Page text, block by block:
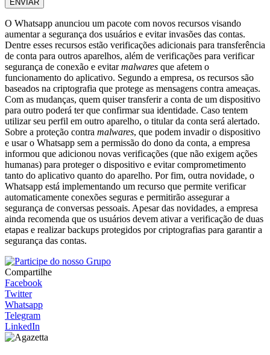
ENVIAR
O Whatsapp anunciou um pacote com novos recursos visando
aumentar a segurança dos usuários e evitar invasões das contas.
Dentre esses recursos estão verificações adicionais para transferência
de conta para outros aparelhos, além de verificações para verificar
segurança de conexão e evitarmalwares que afetem o
funcionamento do aplicativo. Segundo a empresa, os recursos são
baseados na criptografia que protege as mensagens contra ameaças.
Com as mudanças, quem quiser transferir a conta de um dispositivo
para outro poderá ter que confirmar sua identidade. Caso tentem
utilizar seu perfil em outro aparelho, o titular da conta será alertado.
Sobre a proteção contra malwares, que podem invadir o dispositivo
e usar o Whatsapp sem a permissão do dono da conta, a empresa
informou que adicionou novas verificações (que não exigem ações
humanas) para proteger o dispositivo e evitar comprometimento
tanto do aplicativo quanto do aparelho. Por fim, outra novidade, o
Whatsapp está implementando um recurso que permite verificar
automaticamente conexões seguras e permitirão assegurar a
segurança de conversas pessoais. Apesar das novidades, a empresa
ainda recomenda que os usuários devem ativar a verificação de duas
etapas e realizar backups protegidos por criptografias para garantir a
segurança das contas.
Compartilhe
Facebook
Twitter
Whatsapp
Telegram
LinkedIn